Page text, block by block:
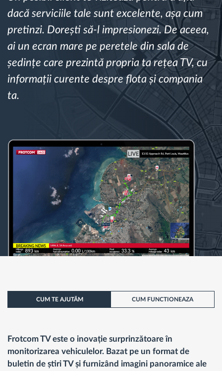
Planificarea și monitorizarea rutei
Identificarea automată a șoferului
Descopera toate facilitatile
Calculator de economii
dacă serviciile tale sunt excelente, așa cum
pretinzi. Dorești să-l impresionezi. De aceea,
ai un ecran mare pe peretele din sala de
ședințe care prezintă propria ta rețea TV, cu
informații curente despre flota și compania
ta.
CUM TE AJUTĂM CUM FUNCTIONEAZA
Frotcom TV este o inovație surprinzătoare în
monitorizarea vehiculelor. Bazat pe un format de
buletin de știri TV și furnizând imagini panoramice ale